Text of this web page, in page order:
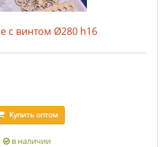
с винтом Ø280 h16
Купитьоптом
в наличии